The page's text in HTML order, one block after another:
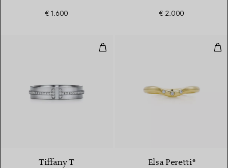
€ 1.600 € 2.000
Bague en diamants étroite en
Tiffany T Elsa Peretti®